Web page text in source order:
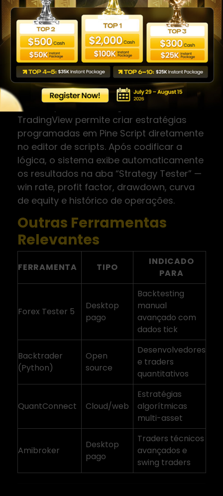
Clique em “Replay” na barra de
ferramentas superior
Selecione a data de início do teste
Avance as barras manualmente e
simule suas entradas e saídas
Registre os resultados em uma planilha
externa
Pine Script (Backtesting Automatizado): O
TradingView permite criar estratégias
programadas em Pine Script diretamente
no editor de scripts. Após codificar a
lógica, o sistema exibe automaticamente
os resultados na aba “Strategy Tester” —
win rate, profit factor, drawdown, curva
de equity e histórico de operações.
Outras Ferramentas
Relevantes
FERRAMENTA TIPO
INDICADO
PARA
Forex Tester 5
Desktop
pago
Backtesting
manual
avançado com
dados tick
Backtrader
(Python)
Open
source
Desenvolvedores
e traders
quantitativos
QuantConnect Cloud/web
Estratégias
algorítmicas
multi-asset
Amibroker
Desktop
pago
Traders técnicos
avançados e
swing traders